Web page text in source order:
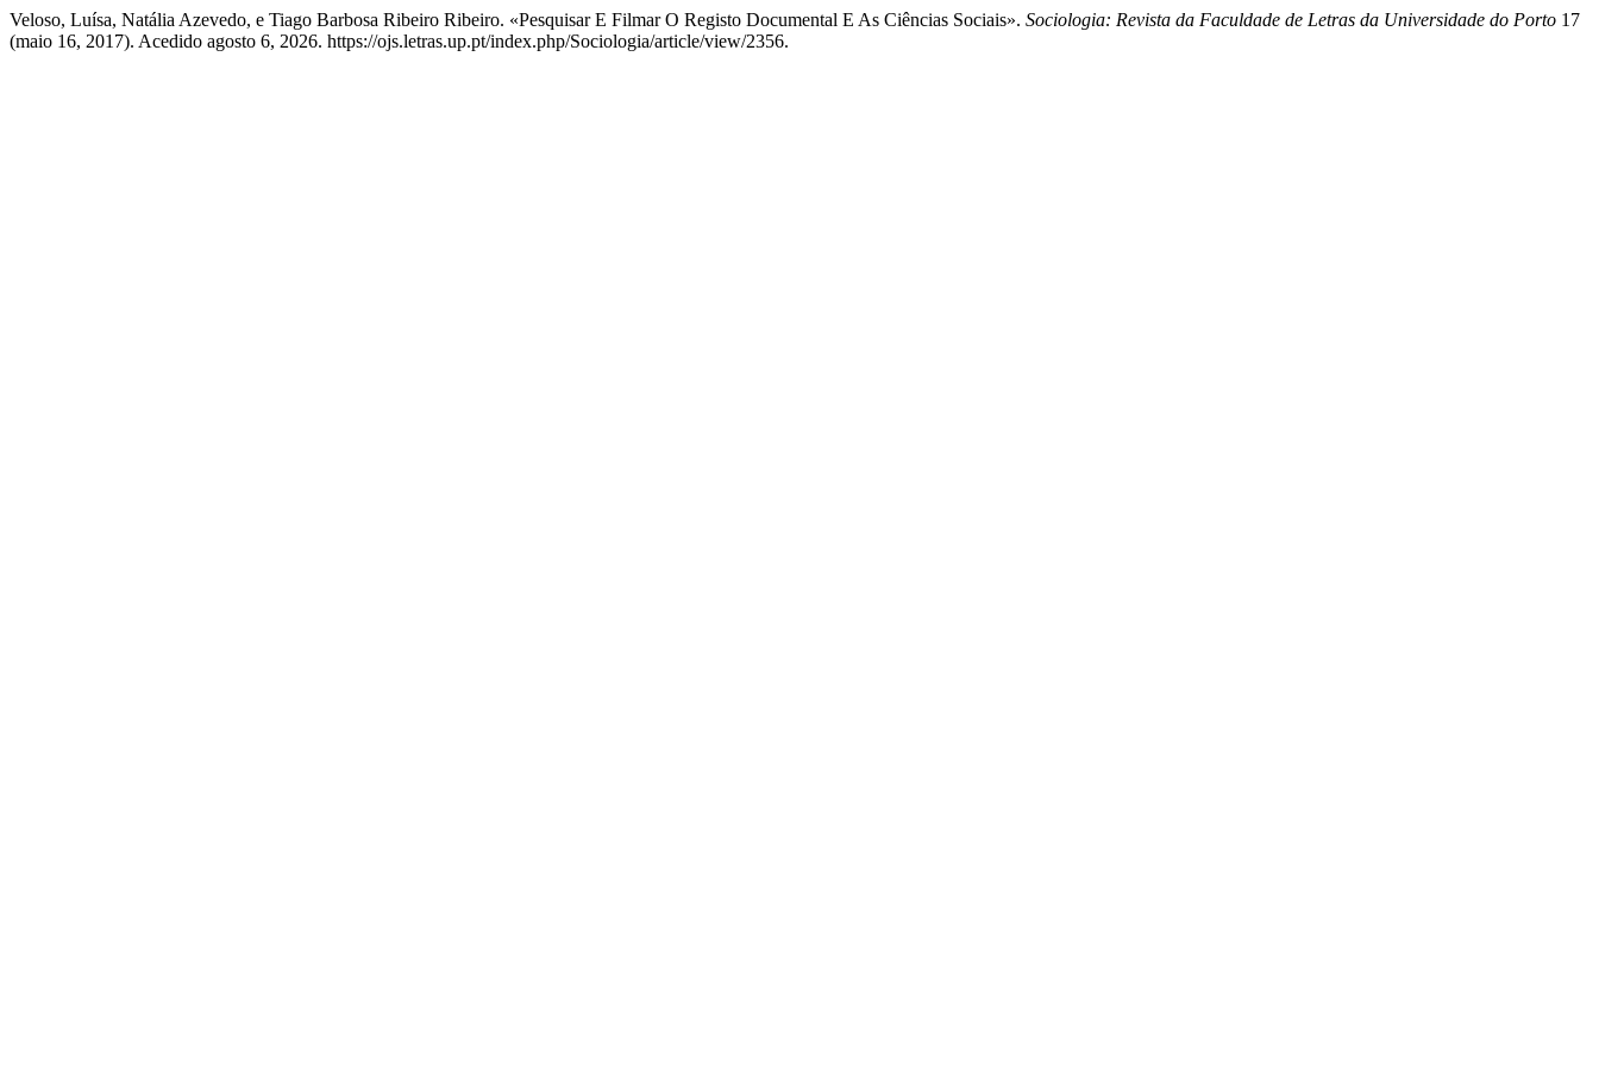
Veloso, Luísa, Natália Azevedo, e Tiago Barbosa Ribeiro Ribeiro. «Pesquisar E Filmar O Registo Documental E As Ciências Sociais». Sociologia: Revista da Faculdade de Letras da Universidade do Porto 17
(maio 16, 2017). Acedido agosto 6, 2026. https://ojs.letras.up.pt/index.php/Sociologia/article/view/2356.